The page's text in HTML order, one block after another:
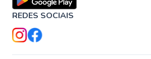
REDES SOCIAIS